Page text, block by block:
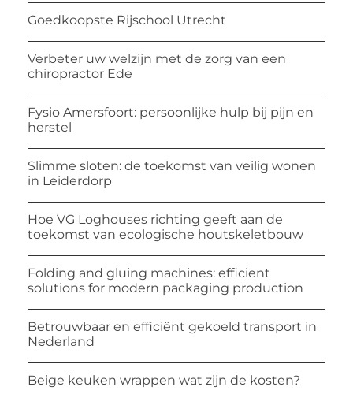
Goedkoopste Rijschool Utrecht
Verbeter uw welzijn met de zorg van een
chiropractor Ede
Fysio Amersfoort: persoonlijke hulp bij pijn en
herstel
Slimme sloten: de toekomst van veilig wonen
in Leiderdorp
Hoe VG Loghouses richting geeft aan de
toekomst van ecologische houtskeletbouw
Folding and gluing machines: efficient
solutions for modern packaging production
Betrouwbaar en efficiënt gekoeld transport in
Nederland
Beige keuken wrappen wat zijn de kosten?